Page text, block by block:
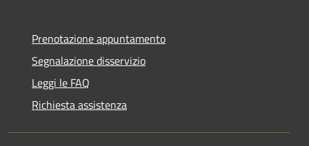
Prenotazione appuntamento
Segnalazione disservizio
Leggi le FAQ
Richiesta assistenza